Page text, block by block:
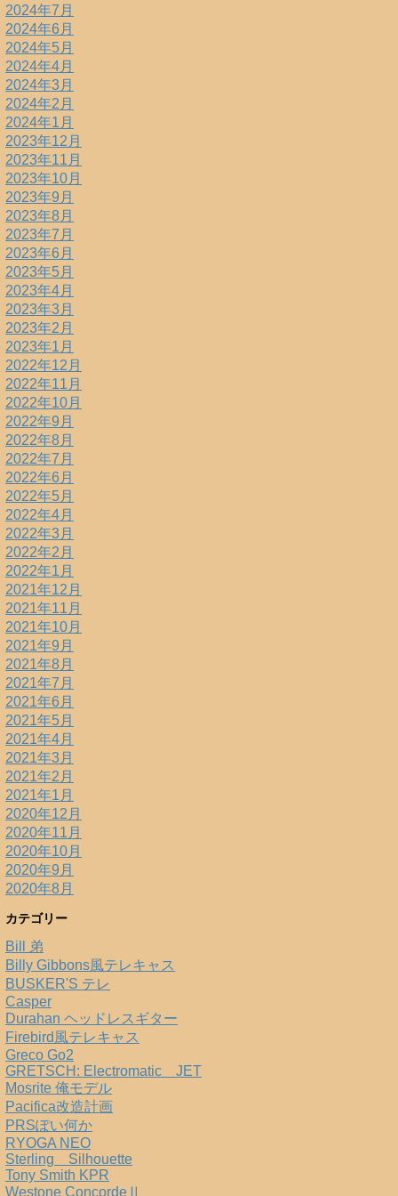
2024年7月
2024年6月
2024年5月
2024年4月
2024年3月
2024年2月
2024年1月
2023年12月
2023年11月
2023年10月
2023年9月
2023年8月
2023年7月
2023年6月
2023年5月
2023年4月
2023年3月
2023年2月
2023年1月
2022年12月
2022年11月
2022年10月
2022年9月
2022年8月
2022年7月
2022年6月
2022年5月
2022年4月
2022年3月
2022年2月
2022年1月
2021年12月
2021年11月
2021年10月
2021年9月
2021年8月
2021年7月
2021年6月
2021年5月
2021年4月
2021年3月
2021年2月
2021年1月
2020年12月
2020年11月
2020年10月
2020年9月
2020年8月
カテゴリー
Bill 弟
Billy Gibbons風テレキャス
BUSKER'S テレ
Casper
Durahan ヘッドレスギター
Firebird風テレキャス
Greco Go2
GRETSCH: Electromatic JET
Mosrite 俺モデル
Pacifica改造計画
PRSぽい何か
RYOGA NEO
Sterling Silhouette
Tony Smith KPR
Westone ConcordeⅡ